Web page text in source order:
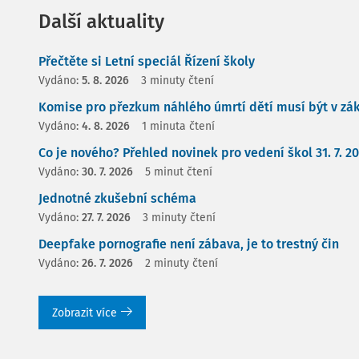
Další aktuality
Přečtěte si Letní speciál Řízení školy
Vydáno: 5. 8. 2026 3 minuty čtení
Komise pro přezkum náhlého úmrtí dětí musí být v
Vydáno: 4. 8. 2026 1 minuta čtení
Co je nového? Přehled novinek pro vedení škol 31. 7.
Vydáno: 30. 7. 2026 5 minut čtení
Jednotné zkušební schéma
Vydáno: 27. 7. 2026 3 minuty čtení
Deepfake pornografie není zábava, je to trestný čin
Vydáno: 26. 7. 2026 2 minuty čtení
Zobrazit více